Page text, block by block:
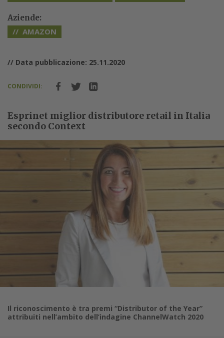
Aziende:
AMAZON
// Data pubblicazione: 25.11.2020
CONDIVIDI:
Esprinet miglior distributore retail in Italia
secondo Context
Il riconoscimento è tra premi “Distributor of the Year”
attribuiti nell’ambito dell’indagine ChannelWatch 2020